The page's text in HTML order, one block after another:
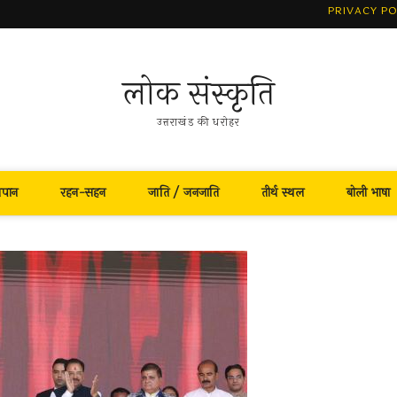
PRIVACY
लोक संस्कृति
उत्तराखंड की धरोहर
रहन-सहन जाति / जनजाति तीर्थ स्थल बोली भाषा